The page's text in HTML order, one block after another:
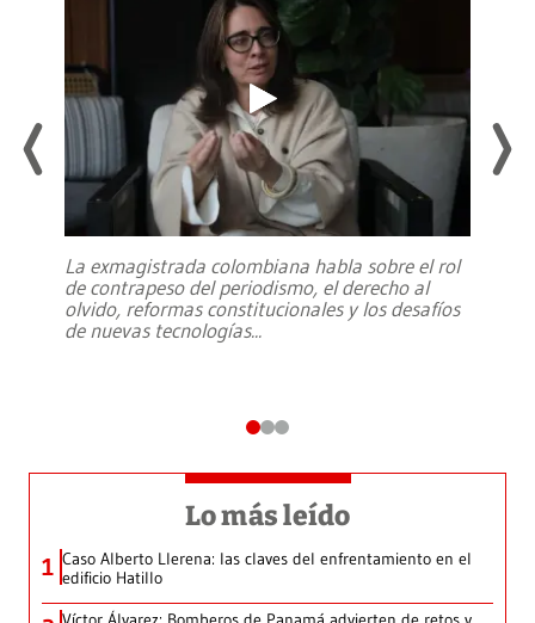
La exmagistrada colombiana habla sobre el rol
de contrapeso del periodismo, el derecho al
olvido, reformas constitucionales y los desafíos
de nuevas tecnologías...
Lo más leído
1 Caso Alberto Llerena: las claves del enfrentamiento en el
edificio Hatillo